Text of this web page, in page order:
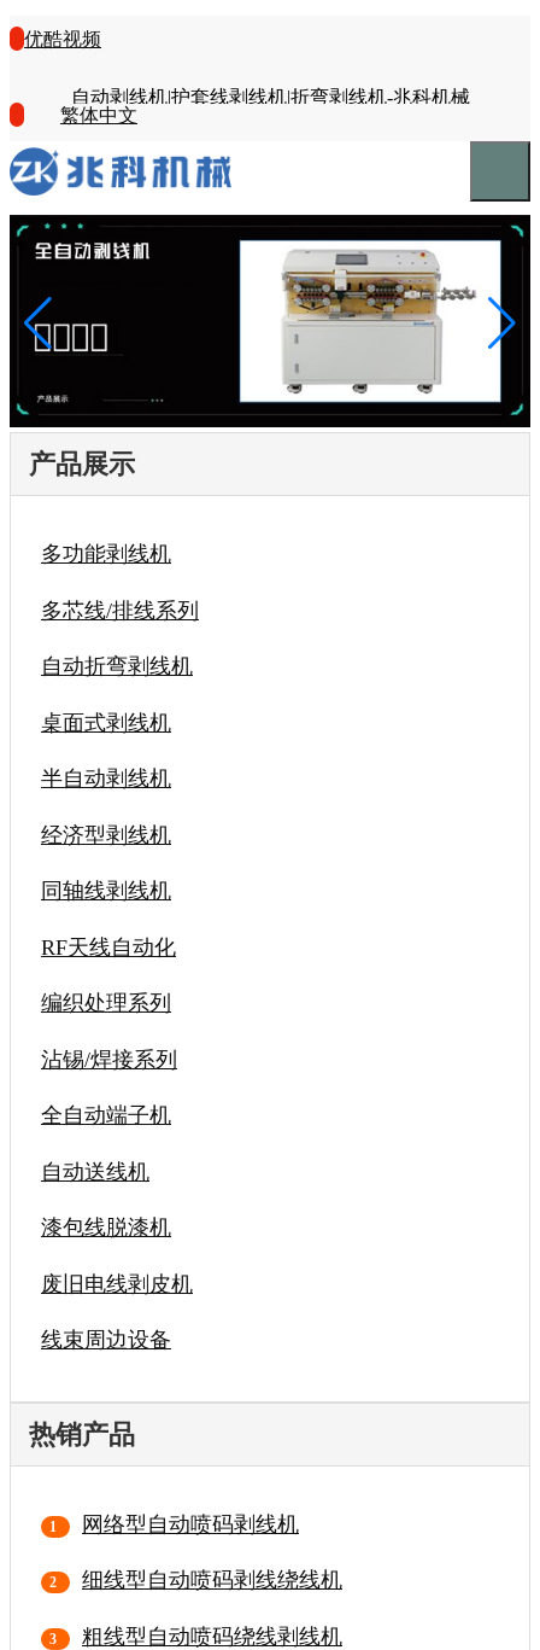
优酷视频
自动剥线机|护套线剥线机|折弯剥线机-兆科机械
繁体中文
产品展示
多功能剥线机
多芯线/排线系列
自动折弯剥线机
桌面式剥线机
半自动剥线机
经济型剥线机
同轴线剥线机
RF天线自动化
编织处理系列
沾锡/焊接系列
全自动端子机
自动送线机
漆包线脱漆机
废旧电线剥皮机
线束周边设备
热销产品
网络型自动喷码剥线机
细线型自动喷码剥线绕线机
粗线型自动喷码绕线剥线机